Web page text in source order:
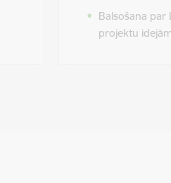
Balsošana par
projektu